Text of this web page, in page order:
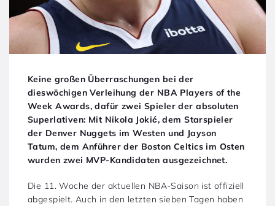
Keine großen Überraschungen bei der
dieswöchigen Verleihung der NBA Players of the
Week Awards, dafür zwei Spieler der absoluten
Superlativen: Mit Nikola Jokić, dem Starspieler
der Denver Nuggets im Westen und Jayson
Tatum, dem Anführer der Boston Celtics im Osten
wurden zwei MVP-Kandidaten ausgezeichnet.
Die 11. Woche der aktuellen NBA-Saison ist offiziell
abgespielt. Auch in den letzten sieben Tagen haben